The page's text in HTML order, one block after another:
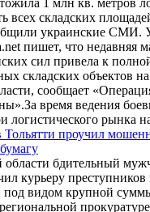
1 млн кв. метров
всех складских
украинские СМИ.
пишет, что недавняя
сил привела к
складских объектов
сообщает
время ведения
логистического рынка
Тольятти проучил
бдительный
курьеру преступников
под видом крупной